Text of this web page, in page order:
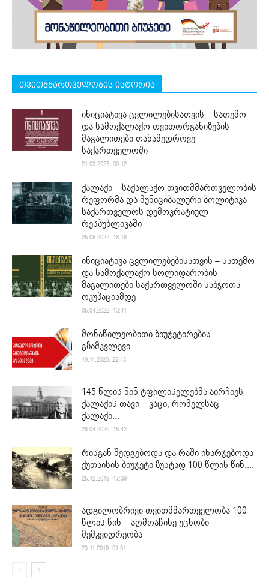
თვითმმართველობის ისტორია
ინიციატივა ცვლილებისათვის – სათემო
და სამოქალაქო თვითორგანიზების
მაგალითები თანამედროვე
საქართველოში
21.03.2023. 00:12
ქალაქი – საქალაქო თვითმმართველობის
რეფორმა და მუნიციპალური პოლიტიკა
საქართველოს დემოკრატიულ
რესპუბლიკაში
25.05.2022. 16:18
ინიციატივა ცვლილებებისათვის – სათემო
და სამოქალაქო სოლიდარობის
მაგალითები საქართველოში საბჭოთა
ოკუპაციამდე
05.04.2022. 13:41
მონაწილეობითი ბიუჯეტირების
გზამკვლევი
19.11.2020. 22:13
145 წლის წინ ტფილისელებმა აირჩიეს
ქალაქის თავი – კაცი, რომელსაც
ქალაქი...
28.04.2020. 15:42
რისგან შედგებოდა და რაში იხარჯებოდა
ქუთაისის ბიუჯეტი ზუსტად 100 წლის წინ,...
25.12.2019. 17:39
ადგილობრივი თვითმმართველობა 100
წლის წინ – აღმოაჩინე უცნობი
მემკვიდრეობა
23.11.2019. 01:31